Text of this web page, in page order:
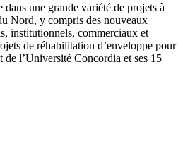
une grande variété de projets à
Nord, y compris des nouveaux
institutionnels, commerciaux et
de réhabilitation d’enveloppe pour
de l’Université Concordia et ses 15